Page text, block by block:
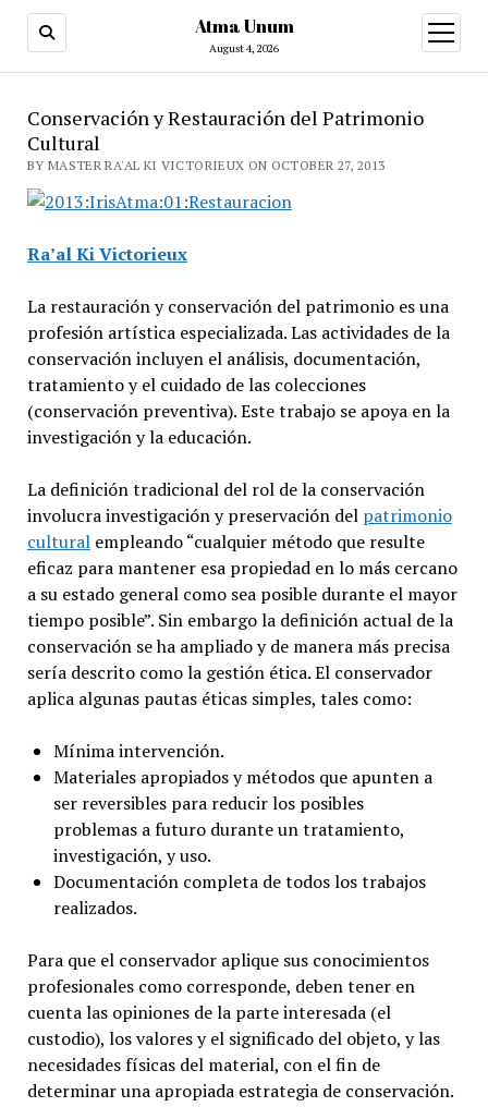
Atma Unum
August 4, 2026
open
menu
Conservación y Restauración del Patrimonio
Cultural
BY MASTER RA'AL KI VICTORIEUX ON OCTOBER 27, 2013
Ra’al Ki Victorieux
La restauración y conservación del patrimonio es una
profesión artística especializada. Las actividades de la
conservación incluyen el análisis, documentación,
tratamiento y el cuidado de las colecciones
(conservación preventiva). Este trabajo se apoya en la
investigación y la educación.
La definición tradicional del rol de la conservación
involucra investigación y preservación del patrimonio
culturalempleando “cualquier método que resulte
eficaz para mantener esa propiedad en lo más cercano
a su estado general como sea posible durante el mayor
tiempo posible”. Sin embargo la definición actual de la
conservación se ha ampliado y de manera más precisa
sería descrito como la gestión ética. El conservador
aplica algunas pautas éticas simples, tales como:
Mínima intervención.
Materiales apropiados y métodos que apunten a
ser reversibles para reducir los posibles
problemas a futuro durante un tratamiento,
investigación, y uso.
Documentación completa de todos los trabajos
realizados.
Para que el conservador aplique sus conocimientos
profesionales como corresponde, deben tener en
cuenta las opiniones de la parte interesada (el
custodio), los valores y el significado del objeto, y las
necesidades físicas del material, con el fin de
determinar una apropiada estrategia de conservación.